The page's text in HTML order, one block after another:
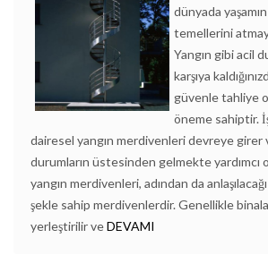
dünyada
temellerini
Yangın gibi acil
karşıya
güvenle tahliye
öneme sahiptir.
dairesel yangın merdivenleri devreye girer
durumların üstesinden gelmekte yardımcı
yangın merdivenleri, adından da
şekle sahip merdivenlerdir. Genellikle
yerleştirilir veDEVAMI